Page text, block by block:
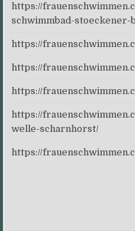
https://
schwimmbad-stoeckener-
https://
https://
https://
https://
welle-scharnhorst/
https://